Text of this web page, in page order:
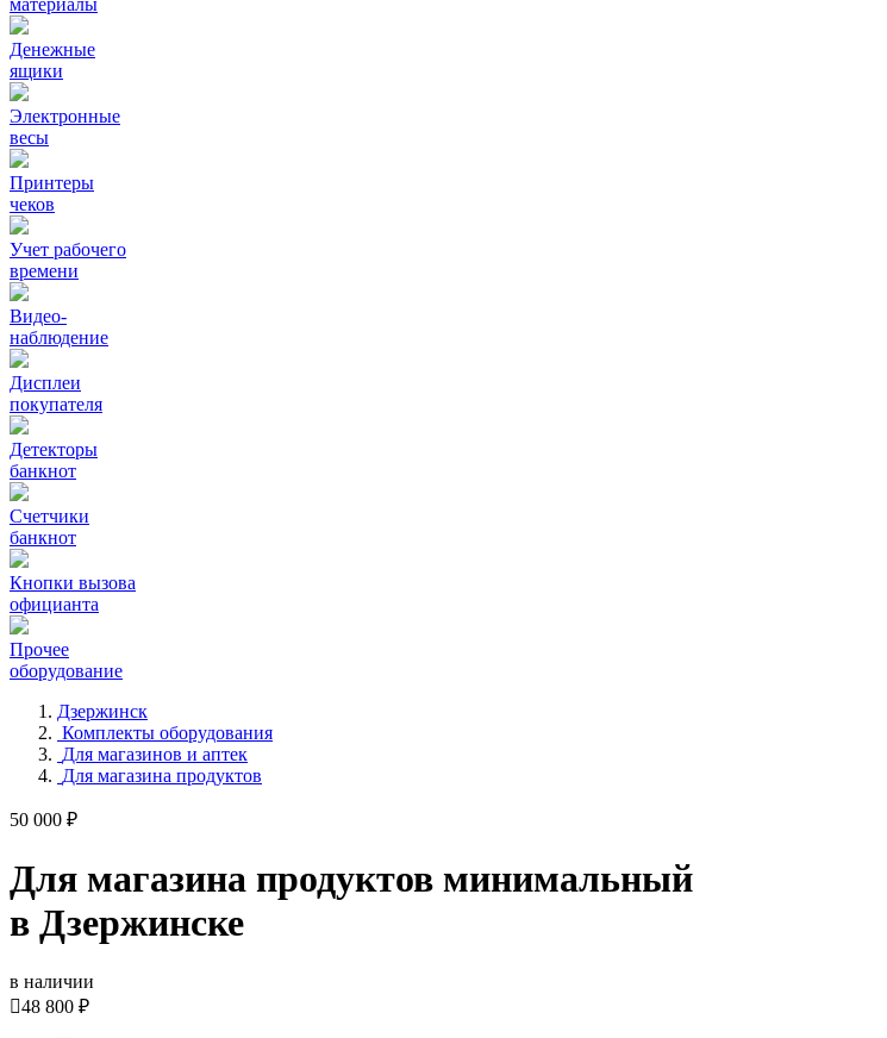
материалы
Денежные
ящики
Электронные
весы
Принтеры
чеков
Учет рабочего
времени
Видео‑
наблюдение
Дисплеи
покупателя
Детекторы
банкнот
Счетчики
банкнот
Кнопки вызова
официанта
Прочее
оборудование
Дзержинск
Комплекты оборудования
Для магазинов и аптек
Для магазина продуктов
50 000 ₽
Для магазина продуктов минимальный
в Дзержинске
в наличии
48 800 ₽